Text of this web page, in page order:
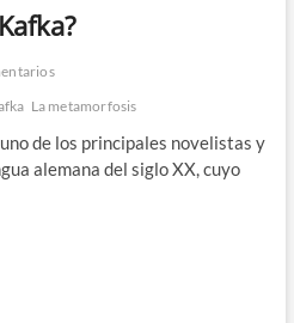
La metamorfosis
de los principales novelistas y
alemana del siglo XX, cuyo